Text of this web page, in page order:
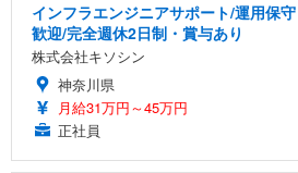
インフラエンジニアサポート/運用保
歓迎/完全週休2日制・賞与あり
株式会社キソシン
神奈川県
月給31万円～45万円
正社員